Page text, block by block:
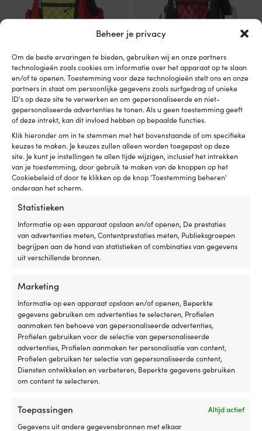
Beheer je privacy
Om de beste ervaringen te bieden, gebruiken wij en onze partners
technologieën zoals cookies om informatie over het apparaat op te slaan
en/of te openen. Toestemming voor deze technologieën stelt ons en onze
partners in staat om persoonlijke gegevens zoals surfgedrag of unieke
ID's op deze site te verwerken en om gepersonaliseerde en niet-
gepersonaliseerde advertenties te tonen. Als u geen toestemming geeft
of deze intrekt, kan dit invloed hebben op bepaalde functies.
Klik hieronder om in te stemmen met het bovenstaande of om specifieke
keuzes te maken. Je keuzes zullen alleen worden toegepast op deze
site. Je kunt je instellingen te allen tijde wijzigen, inclusief het intrekken
van je toestemming, door gebruik te maken van de knoppen op het
Cookiebeleid of door te klikken op de knop 'Toestemming beheren'
onderaan het scherm.
Statistieken
Informatie op een apparaat opslaan en/of openen, De prestaties
van advertenties meten, Contentprestaties meten, Publieksgroepen
begrijpen aan de hand van statistieken of combinaties van gegevens
uit verschillende bronnen.
Marketing
Informatie op een apparaat opslaan en/of openen, Beperkte
gegevens gebruiken om advertenties te selecteren, Profielen
aanmaken ten behoeve van gepersonaliseerde advertenties,
Profielen gebruiken voor de selectie van gepersonaliseerde
advertenties, Profielen aanmaken ter personalisatie van content,
Profielen gebruiken ter selectie van gepersonaliseerde content,
Diensten ontwikkelen en verbeteren, Beperkte gegevens gebruiken
om content te selecteren.
Toepassingen
Altijd actief
Gegevens uit andere gegevensbronnen met elkaar
product
heeft
variaties.
Deze
optie
kan
gekozen
productpagina
Zeilvest Baltic Dinghy Pro 50N,
rood/UV-geel
Btw incl.
Dit
product
heeft
meerdere
variaties.
Deze
optie
kan
gekozen
productpagina
Zeilvest Baltic Dinghy Pro 50N,
marine/rood/wit
79,99
Btw incl.
product
heeft
meerdere
variaties.
Deze
gekozen
worden
Zeilvest Baltic Dinghy Pro 50N,
rood/zwart
79,99€
Btw incl.